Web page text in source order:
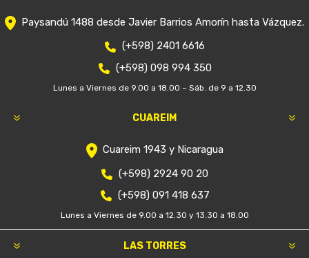
Paysandú 1488 desde Javier Barrios Amorín hasta Vázquez.
(+598) 2401 6616
(+598) 098 994 350
Lunes a Viernes de 9.00 a 18.00 – Sáb. de 9 a 12.30
CUAREIM
Cuareim 1943 y Nicaragua
(+598) 2924 90 20
(+598) 091 418 637
Lunes a Viernes de 9.00 a 12.30 y 13.30 a 18.00
LAS TORRES